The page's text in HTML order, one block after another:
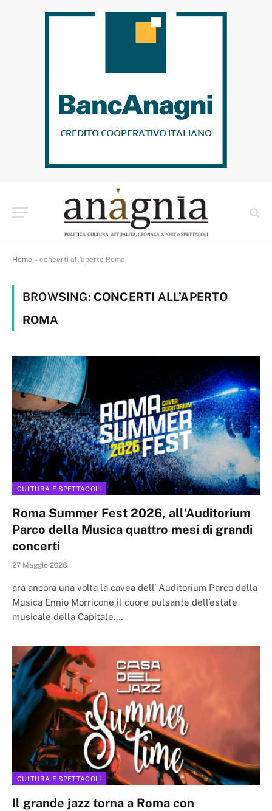
Home » concerti all’aperto Roma
BROWSING: CONCERTI ALL’APERTO
ROMA
CULTURA E SPETTACOLI
Roma Summer Fest 2026, all’Auditorium
Parco della Musica quattro mesi di grandi
concerti
27 Maggio 2026
arà ancora una volta la cavea dell’ Auditorium Parco della
Musica Ennio Morricone il cuore pulsante dell’estate
musicale della Capitale.…
CULTURA E SPETTACOLI
Il grande jazz torna a Roma con